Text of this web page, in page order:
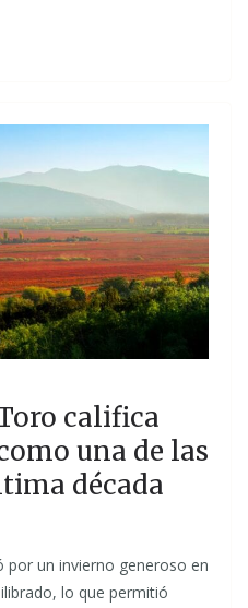
califica
una de las
década
por un invierno generoso en
lo que permitió